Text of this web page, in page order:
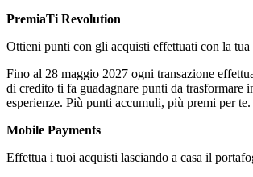
PremiaTi Revolution
Ottieni punti con gli acquisti effettuati con la tua
Fino al 28 maggio 2027 ogni transazione
di credito ti fa guadagnare punti da trasformare
esperienze. Più punti accumuli, più premi per te.
Mobile Payments
Effettua i tuoi acquisti lasciando a casa il